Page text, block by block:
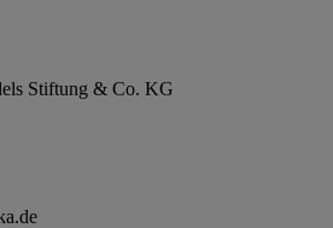
Stiftung & Co. KG